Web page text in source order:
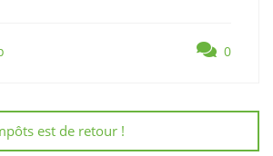
0
est de retour !